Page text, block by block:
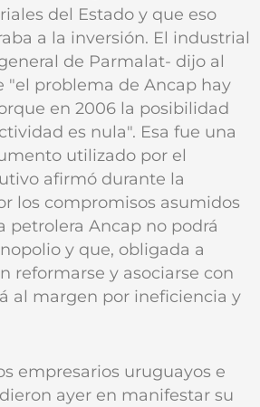
del Estado y que eso
a la inversión. El industrial
de Parmalat- dijo al
"el problema de Ancap hay
en 2006 la posibilidad
es nula". Esa fue una
utilizado por el
afirmó durante la
los compromisos asumidos
petrolera Ancap no podrá
y que, obligada a
reformarse y asociarse con
al margen por ineficiencia y
empresarios uruguayos e
ayer en manifestar su